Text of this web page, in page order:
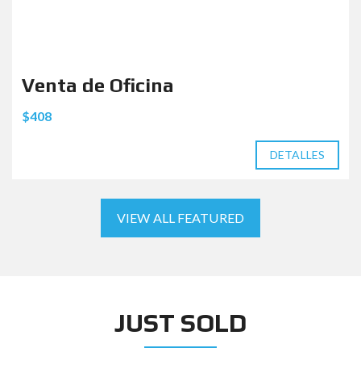
Venta de Oficina
$408
DETALLES
VIEW ALL FEATURED
JUST SOLD